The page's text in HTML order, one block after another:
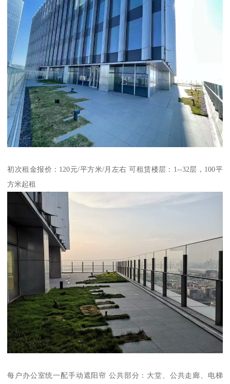
初次租金报价：120元/平方米/月左右 可租赁楼层：1--32层，100平
方米起租
每户办公室统一配手动遮阳帘 公共部分：大堂、公共走廊、电梯